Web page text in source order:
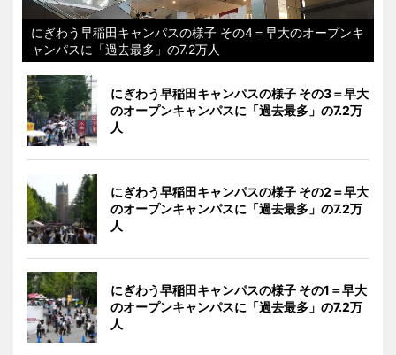
にぎわう早稲田キャンパスの様子 その4＝早大のオープンキ
ャンパスに「過去最多」の7.2万人
にぎわう早稲田キャンパスの様子 その3＝早大
のオープンキャンパスに「過去最多」の7.2万
人
にぎわう早稲田キャンパスの様子 その2＝早大
のオープンキャンパスに「過去最多」の7.2万
人
にぎわう早稲田キャンパスの様子 その1＝早大
のオープンキャンパスに「過去最多」の7.2万
人